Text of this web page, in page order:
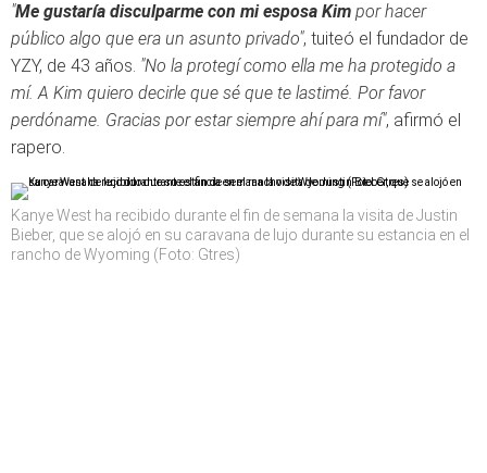
"Me gustaría disculparme con mi esposa Kim por hacer
público algo que era un asunto privado", tuiteó el fundador de
YZY, de 43 años. "No la protegí como ella me ha protegido a
mí. A Kim quiero decirle que sé que te lastimé. Por favor
perdóname. Gracias por estar siempre ahí para mí", afirmó el
rapero.
Kanye West ha recibido durante el fin de semana la visita de Justin
Bieber, que se alojó en su caravana de lujo durante su estancia en el
rancho de Wyoming (Foto: Gtres)